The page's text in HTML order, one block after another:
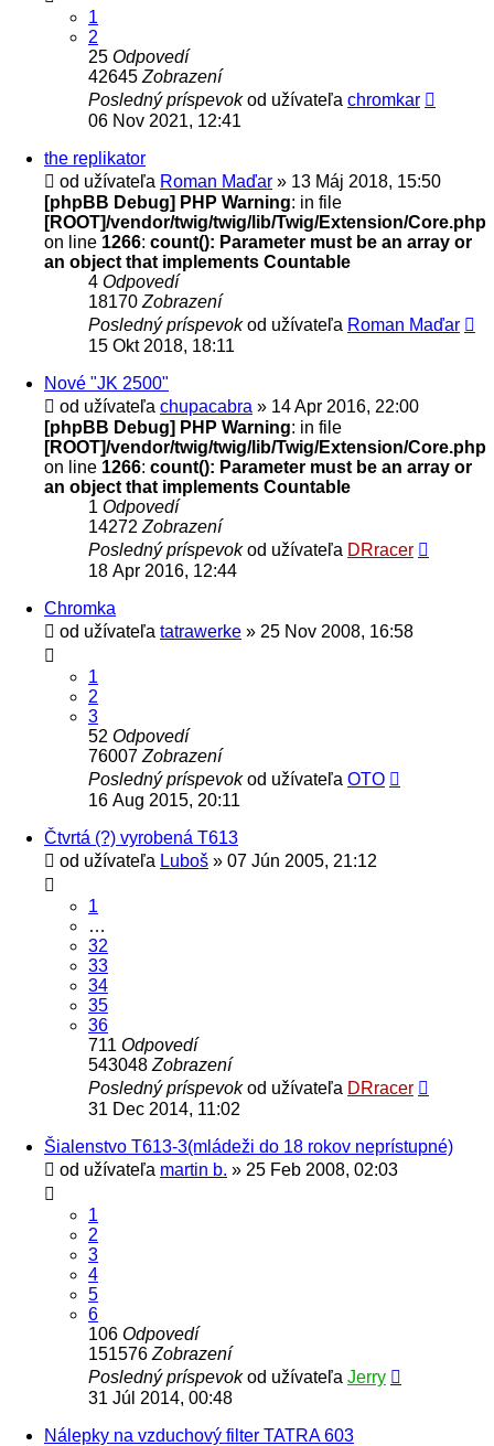
1
2
25 Odpovedí
42645 Zobrazení
Posledný príspevokod užívateľa chromkar
06 Nov 2021, 12:41
the replikator
od užívateľa Roman Maďar » 13 Máj 2018, 15:50
[phpBB Debug] PHP Warning: in file
[ROOT]/vendor/twig/twig/lib/Twig/Extension/Core.php
on line 1266: count(): Parameter must be an array or
an object that implements Countable
4 Odpovedí
18170 Zobrazení
Posledný príspevokod užívateľa Roman Maďar
15 Okt 2018, 18:11
Nové "JK 2500"
od užívateľa chupacabra » 14 Apr 2016, 22:00
[phpBB Debug] PHP Warning: in file
[ROOT]/vendor/twig/twig/lib/Twig/Extension/Core.php
on line 1266: count(): Parameter must be an array or
an object that implements Countable
1 Odpovedí
14272 Zobrazení
Posledný príspevokod užívateľa DRracer
18 Apr 2016, 12:44
Chromka
od užívateľa tatrawerke » 25 Nov 2008, 16:58
1
2
3
52 Odpovedí
76007 Zobrazení
Posledný príspevokod užívateľa OTO
16 Aug 2015, 20:11
Čtvrtá (?) vyrobená T613
od užívateľa Luboš » 07 Jún 2005, 21:12
1
…
32
33
34
35
36
711 Odpovedí
543048 Zobrazení
Posledný príspevokod užívateľa DRracer
31 Dec 2014, 11:02
Šialenstvo T613-3(mládeži do 18 rokov neprístupné)
od užívateľa martin b. » 25 Feb 2008, 02:03
1
2
3
4
5
6
106 Odpovedí
151576 Zobrazení
Posledný príspevokod užívateľa Jerry
31 Júl 2014, 00:48
Nálepky na vzduchový filter TATRA 603